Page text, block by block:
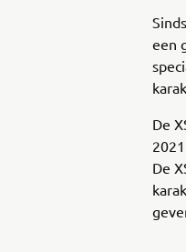
een
De
De